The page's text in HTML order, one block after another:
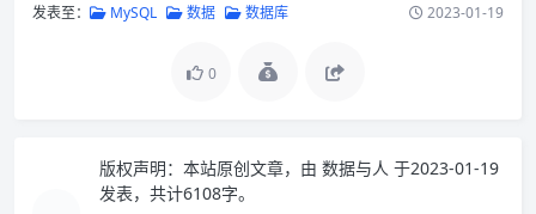
发表至： MySQL 数据 数据库 2023-01-19
0
版权声明： 本站原创文章，由 数据与人 于2023-01-19
发表，共计6108字。